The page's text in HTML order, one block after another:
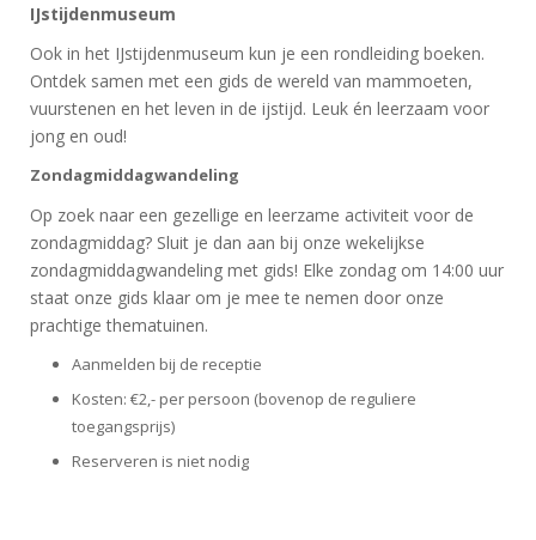
IJstijdenmuseum
Ook in het IJstijdenmuseum kun je een rondleiding boeken.
Ontdek samen met een gids de wereld van mammoeten,
vuurstenen en het leven in de ijstijd. Leuk én leerzaam voor
jong en oud!
Zondagmiddagwandeling
Op zoek naar een gezellige en leerzame activiteit voor de
zondagmiddag? Sluit je dan aan bij onze wekelijkse
zondagmiddagwandeling met gids! Elke zondag om 14:00 uur
staat onze gids klaar om je mee te nemen door onze
prachtige thematuinen.
Aanmelden bij de receptie
Kosten: €2,- per persoon (bovenop de reguliere
toegangsprijs)
Reserveren is niet nodig